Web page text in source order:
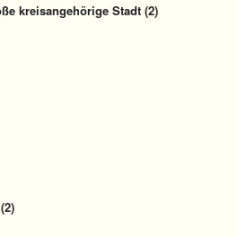
kreisangehörige Stadt (2)